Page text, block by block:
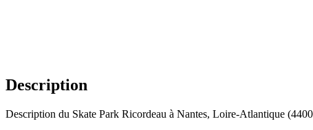
Description
Description du Skate Park Ricordeau à Nantes, Loire-Atlantique